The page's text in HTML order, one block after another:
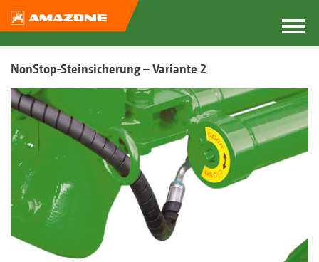
NonStop-Steinsicherung – Variante 2